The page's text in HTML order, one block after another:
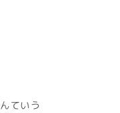
ていう